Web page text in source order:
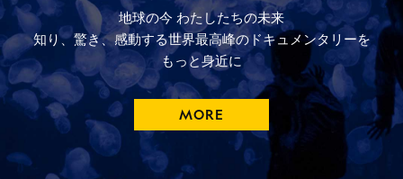
地球の今 わたしたちの未来
知り、驚き、感動する世界最高峰のドキュメンタリーを
もっと身近に
MORE